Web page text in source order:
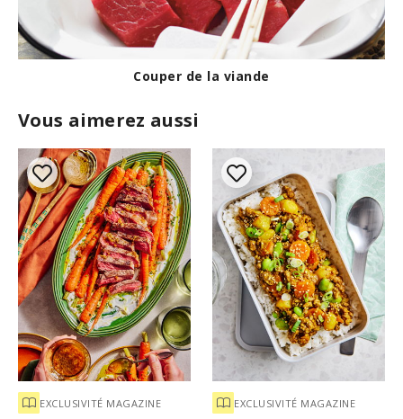
Couper de la viande
Vous aimerez aussi
EXCLUSIVITÉ MAGAZINE EXCLUSIVITÉ MAGAZINE